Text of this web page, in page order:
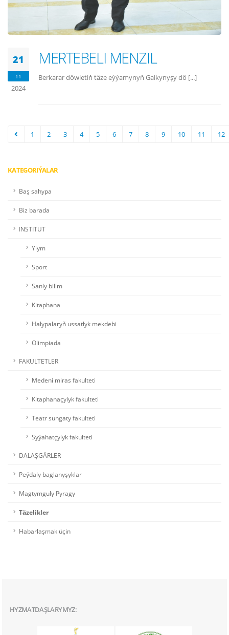
21
11
2024
MERTEBELI MENZIL
Berkarar döwletiň täze eýýamynyň Galkynyşy dö [...]
1 2 3 4 5 6 7 8 9 10 11 12
KATEGORIÝALAR
Baş sahypa
Biz barada
INSTITUT
Ylym
Sport
Sanly bilim
Kitaphana
Halypalaryň ussatlyk mekdebi
Olimpiada
FAKULTETLER
Medeni miras fakulteti
Kitaphanaçylyk fakulteti
Teatr sungaty fakulteti
Syýahatçylyk fakulteti
DALAŞGÄRLER
Peýdaly baglanyşyklar
Magtymguly Pyragy
Täzelikler
Habarlaşmak üçin
HYZMATDAŞLARYMYZ: